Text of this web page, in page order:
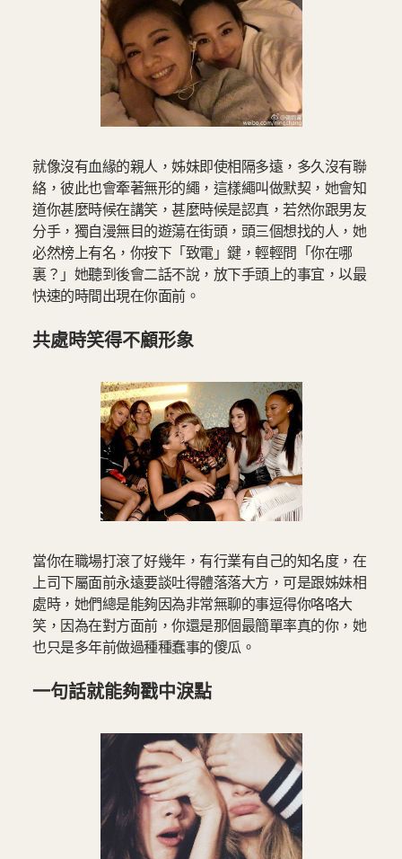
就像沒有血緣的親人，姊妹即使相隔多遠，多久沒有聯
絡，彼此也會牽著無形的繩，這樣繩叫做默契，她會知
道你甚麼時候在講笑，甚麼時候是認真，若然你跟男友
分手，獨自漫無目的遊蕩在街頭，頭三個想找的人，她
必然榜上有名，你按下「致電」鍵，輕輕問「你在哪
裏？」她聽到後會二話不說，放下手頭上的事宜，以最
快速的時間出現在你面前。
共處時笑得不顧形象
當你在職場打滾了好幾年，有行業有自己的知名度，在
上司下屬面前永遠要談吐得體落落大方，可是跟姊妹相
處時，她們總是能夠因為非常無聊的事逗得你咯咯大
笑，因為在對方面前，你還是那個最簡單率真的你，她
也只是多年前做過種種蠢事的傻瓜。
一句話就能夠戳中淚點